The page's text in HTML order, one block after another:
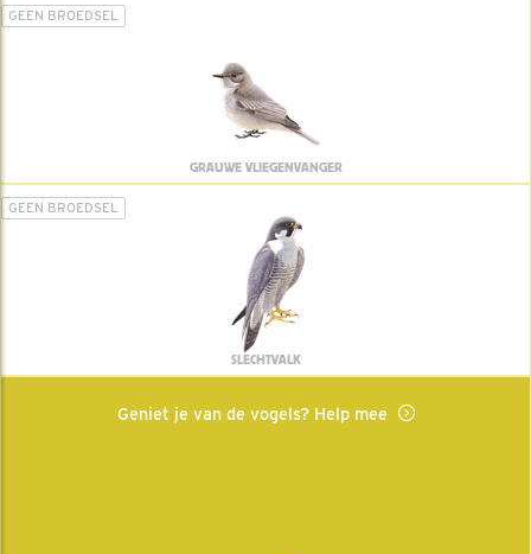
GEEN BROEDSEL
GRAUWE VLIEGENVANGER
GEEN BROEDSEL
SLECHTVALK
Geniet je van de vogels? Help mee